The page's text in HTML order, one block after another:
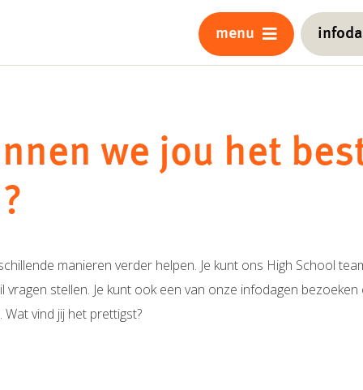
menu
we jou het
manieren verder helpen. Je kunt ons High School
vragen stellen. Je kunt ook een van onze infodagen
vind jij het prettigst?